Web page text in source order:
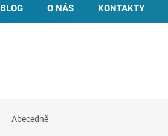
BLOG O NÁS KONTAKTY
Abecedně